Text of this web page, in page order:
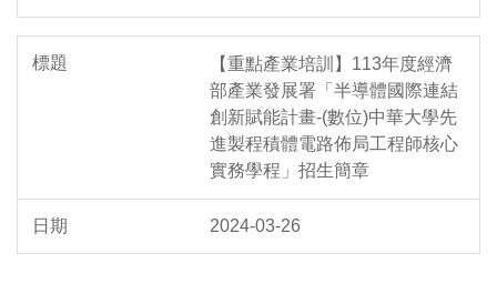
【重點產業培訓】113年度經濟
部產業發展署「半導體國際連結
創新賦能計畫-(數位)中華大學先
進製程積體電路佈局工程師核心
實務學程」招生簡章
2024-03-26